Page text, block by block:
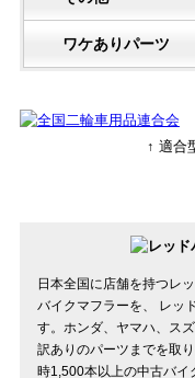
ワケありパーツ
↑ 適合
日本全国に店舗を持つレ
バイクマフラーを、 レッ
す。ホンダ、ヤマハ、ス
訳ありのパーツまでを取
時1,500本以上の中古バイ